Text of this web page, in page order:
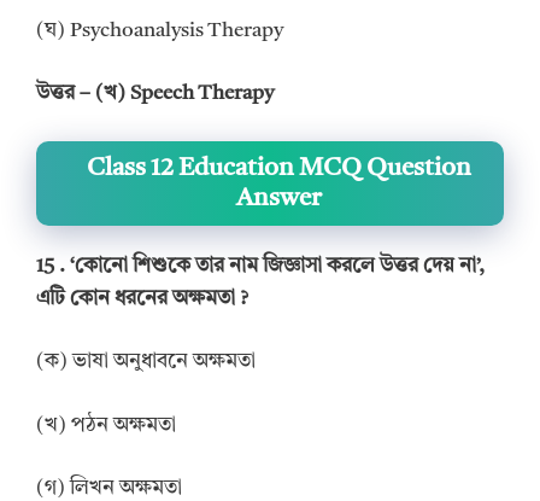
(ঘ) Psychoanalysis Therapy
উত্তর– (খ) Speech Therapy
Class 12 Education MCQ Question
Answer
15 . ‘কোনো শিশুকে তার নাম জিজ্ঞাসা করলে উত্তর দেয় না’,
এটি কোন ধরনের অক্ষমতা ?
(ক) ভাষা অনুধাবনে অক্ষমতা
(খ) পঠন অক্ষমতা
(গ) লিখন অক্ষমতা